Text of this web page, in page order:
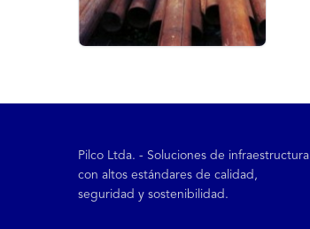
Pilco Ltda. - Soluciones de infraestructura
con altos estándares de calidad,
seguridad y sostenibilidad.